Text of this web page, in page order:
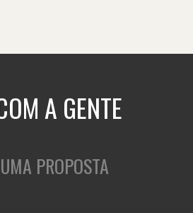
A GENTE
PROPOSTA